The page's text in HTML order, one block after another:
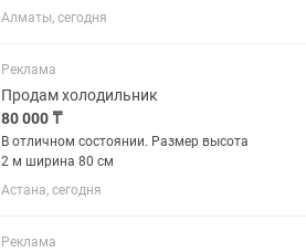
45000 тг. В Зависимости от марки
холодильника и внешнему состоянию.
выбирайте договоримся.
Алматы, сегодня
Реклама
Продам холодильник
80 000 ₸
В отличном состоянии. Размер высота
2 м ширина 80 см
Астана, сегодня
Реклама